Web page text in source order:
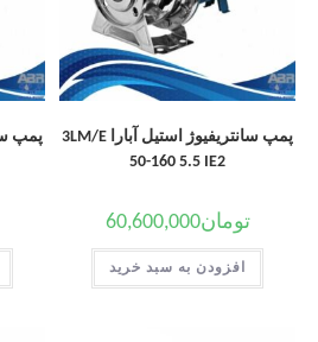
پمپ سانتریفیوژ استیل آبارا 3LM/E
50-160 5.5 IE2
تومان60,600,000
افزودن به سبد خرید